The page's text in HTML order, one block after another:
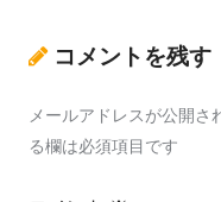
コメントを残す
メールアドレスが公開さ
る欄は必須項目です